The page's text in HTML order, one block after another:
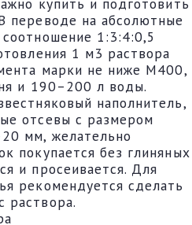
переводе на абсолютные
1:3:4:0,5
1 м3 раствора
марки не ниже М400,
и 190–200 л воды.
наполнитель,
отсевы с размером
мм, желательно
покупается без глиняных
и просеивается. Для
рекомендуется сделать
раствора.